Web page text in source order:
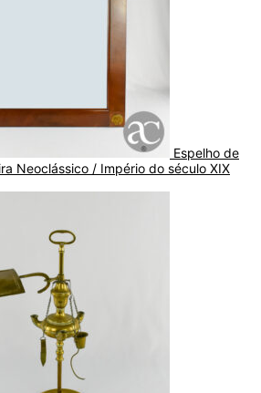
Espelho de
Neoclássico / Império do século XIX